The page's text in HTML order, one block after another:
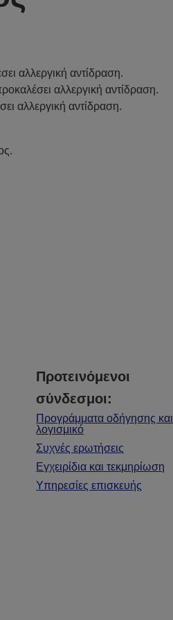
αλλεργική αντίδραση.
αλλεργική αντίδραση.
αλλεργική αντίδραση.
Προτεινόμενοι
σύνδεσμοι:
Προγράμματα οδήγησης και
λογισμικό
Συχνές ερωτήσεις
Εγχειρίδια και τεκμηρίωση
Υπηρεσίες επισκευής